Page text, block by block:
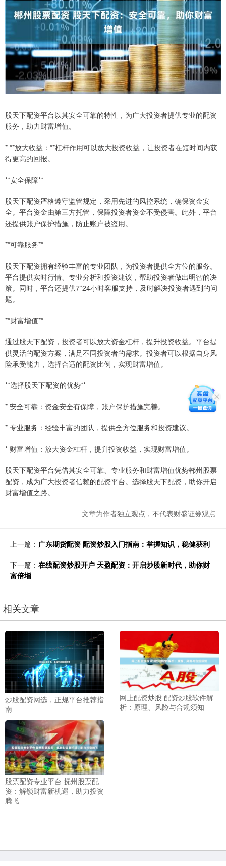
股天下配资平台以其安全可靠的特性，为广大投资者提供专业的配资
服务，助力财富增值。
* **放大收益：**杠杆作用可以放大投资收益，让投资者在短时间内获
得更高的回报。
**安全保障**
股天下配资严格遵守监管规定，采用先进的风控系统，确保资金安
全。平台资金由第三方托管，保障投资者资金不受侵害。此外，平台
还提供账户保护措施，防止账户被盗用。
**可靠服务**
股天下配资拥有经验丰富的专业团队，为投资者提供全方位的服务。
平台提供实时行情、专业分析和投资建议，帮助投资者做出明智的决
策。同时，平台还提供7*24小时客服支持，及时解决投资者遇到的问
题。
**财富增值**
通过股天下配资，投资者可以放大资金杠杆，提升投资收益。平台提
供灵活的配资方案，满足不同投资者的需求。投资者可以根据自身风
险承受能力，选择合适的配资比例，实现财富增值。
**选择股天下配资的优势**
* 安全可靠：资金安全有保障，账户保护措施完善。
* 专业服务：经验丰富的团队，提供全方位服务和投资建议。
* 财富增值：放大资金杠杆，提升投资收益，实现财富增值。
股天下配资平台凭借其安全可靠、专业服务和财富增值优势郴州股票
配资，成为广大投资者信赖的配资平台。选择股天下配资，助你开启
财富增值之路。
文章为作者独立观点，不代表财盛证券观点
上一篇： 广东期货配资 配资炒股入门指南：掌握知识，稳健获利
下一篇： 在线配资炒股开户 天盈配资：开启炒股新时代，助你财
富倍增
相关文章
炒股配资网选，正规平台推荐指
南
网上配资炒股 配资炒股软件解
析：原理、风险与合规须知
股票配资专业平台 抚州股票配
资：解锁财富新机遇，助力投资
腾飞